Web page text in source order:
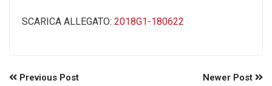
SCARICA ALLEGATO: 2018G1-180622
Previous Post Newer Post